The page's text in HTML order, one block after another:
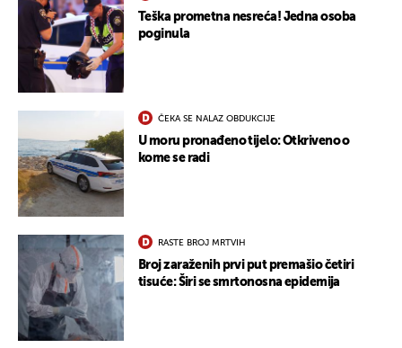
Teška prometna nesreća! Jedna osoba
poginula
ČEKA SE NALAZ OBDUKCIJE
U moru pronađeno tijelo: Otkriveno o
kome se radi
RASTE BROJ MRTVIH
Broj zaraženih prvi put premašio četiri
tisuće: Širi se smrtonosna epidemija